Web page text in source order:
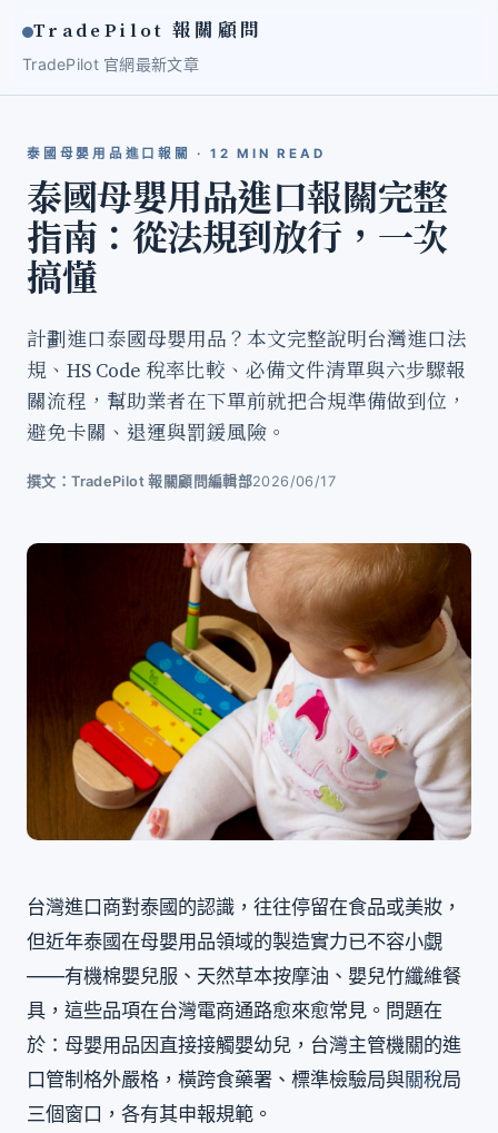
TradePilot 報關顧問
TradePilot 官網最新文章
泰國母嬰用品進口報關 · 12 MIN READ
泰國母嬰用品進口報關完整
指南：從法規到放行，一次
搞懂
計劃進口泰國母嬰用品？本文完整說明台灣進口法
規、HS Code 稅率比較、必備文件清單與六步驟報
關流程，幫助業者在下單前就把合規準備做到位，
避免卡關、退運與罰鍰風險。
撰文：TradePilot 報關顧問編輯部2026/06/17
台灣進口商對泰國的認識，往往停留在食品或美妝，
但近年泰國在母嬰用品領域的製造實力已不容小覷
——有機棉嬰兒服、天然草本按摩油、嬰兒竹纖維餐
具，這些品項在台灣電商通路愈來愈常見。問題在
於：母嬰用品因直接接觸嬰幼兒，台灣主管機關的進
口管制格外嚴格，橫跨食藥署、標準檢驗局與關稅局
三個窗口，各有其申報規範。